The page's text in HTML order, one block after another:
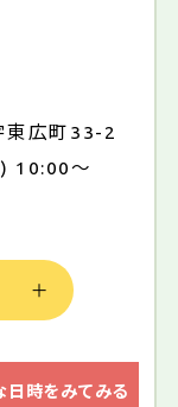
東広町33-2
10:00～
日時をみてみる